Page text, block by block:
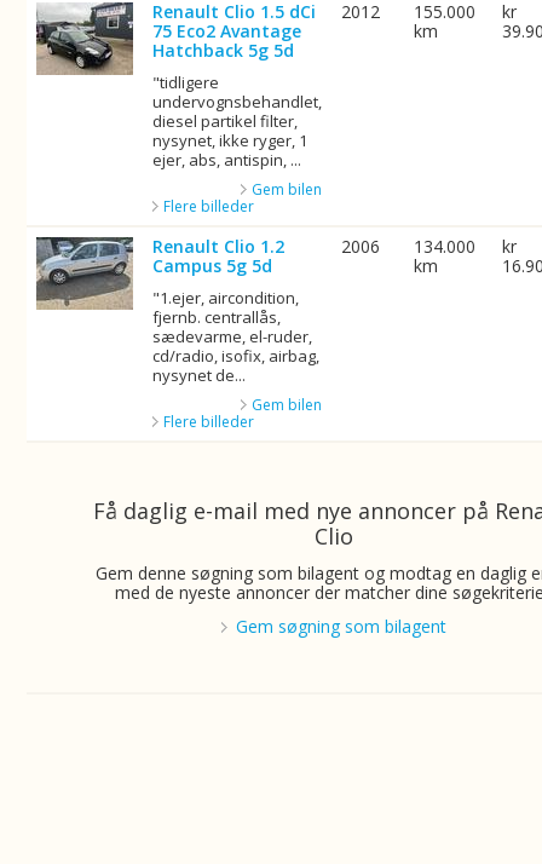
Renault Clio 1.5 dCi
75 Eco2 Avantage
Hatchback 5g 5d
"tidligere
undervognsbehandlet,
diesel partikel filter,
nysynet, ikke ryger, 1
ejer, abs, antispin, ...
Gem bilen
Flere billeder
2012
155.000
km
kr
Renault Clio 1.2
Campus 5g 5d
"1.ejer, aircondition,
fjernb. centrallås,
sædevarme, el-ruder,
cd/radio, isofix, airbag,
nysynet de...
Gem bilen
Flere billeder
2006
134.000
km
kr
Få daglig e-mail med nye annoncer på
Clio
Gem denne søgning som bilagent og modtag en daglig
med de nyeste annoncer der matcher dine
Gem søgning som bilagent